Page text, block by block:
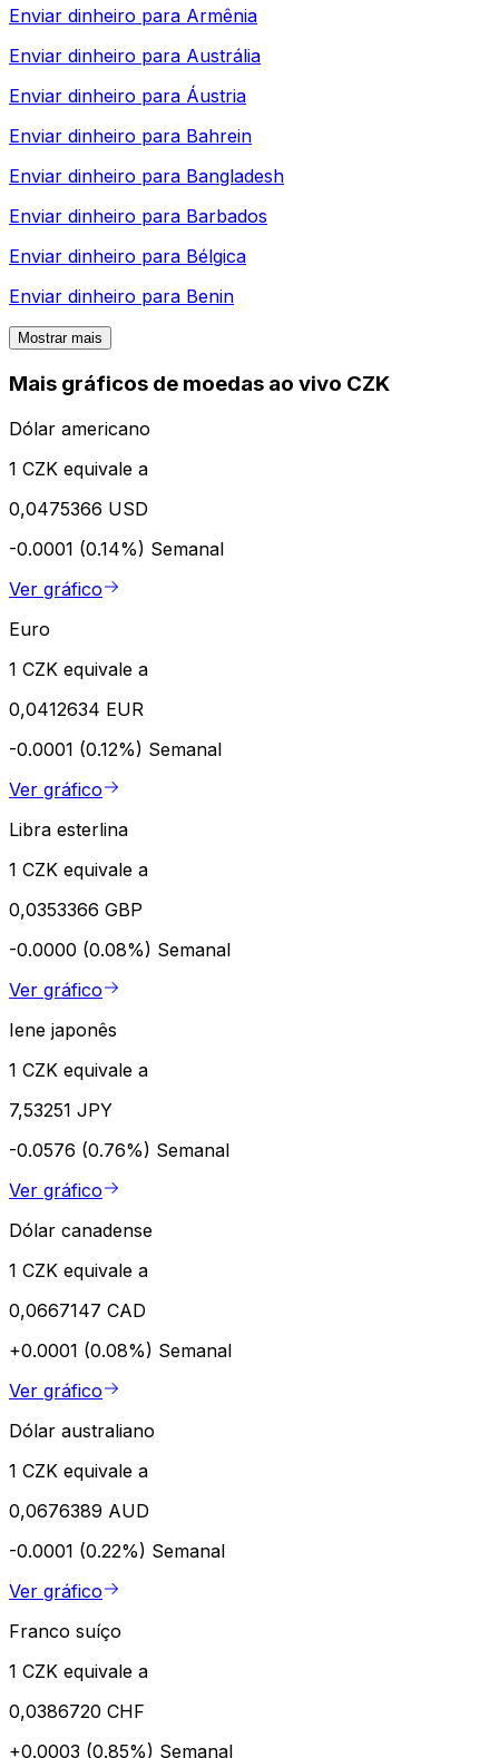
Enviar dinheiro para Armênia
Enviar dinheiro para Austrália
Enviar dinheiro para Áustria
Enviar dinheiro para Bahrein
Enviar dinheiro para Bangladesh
Enviar dinheiro para Barbados
Enviar dinheiro para Bélgica
Enviar dinheiro para Benin
Mostrar mais
Mais gráficos de moedas ao vivo CZK
Dólar americano
1 CZK equivale a
0,0475366 USD
-0.0001 (0.14%) Semanal
Ver gráfico
Euro
1 CZK equivale a
0,0412634 EUR
-0.0001 (0.12%) Semanal
Ver gráfico
Libra esterlina
1 CZK equivale a
0,0353366 GBP
-0.0000 (0.08%) Semanal
Ver gráfico
Iene japonês
1 CZK equivale a
7,53251 JPY
-0.0576 (0.76%) Semanal
Ver gráfico
Dólar canadense
1 CZK equivale a
0,0667147 CAD
+0.0001 (0.08%) Semanal
Ver gráfico
Dólar australiano
1 CZK equivale a
0,0676389 AUD
-0.0001 (0.22%) Semanal
Ver gráfico
Franco suíço
1 CZK equivale a
0,0386720 CHF
+0.0003 (0.85%) Semanal